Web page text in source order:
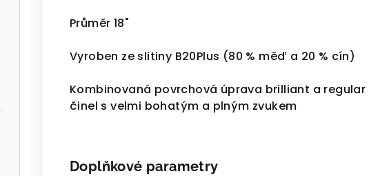
Průměr 18"
Vyroben ze slitiny B20Plus (80 % měď a 20 % cín)
Kombinovaná povrchová úprava brilliant a
činel s velmi bohatým a plným zvukem
Doplňkové parametry